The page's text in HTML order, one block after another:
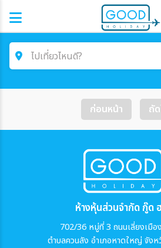
ไปเที่ยวไหนดี?
ค้นหาโปรแกร
ก่อนหน้า ถั
ห้างหุ้นส่วนจำกัด กู๊ด
702/36 หมู่ที่ 3 ถนนเลี่ยงเมือ
ตำบลควนลัง อำเภอหาดใหญ่ จัง